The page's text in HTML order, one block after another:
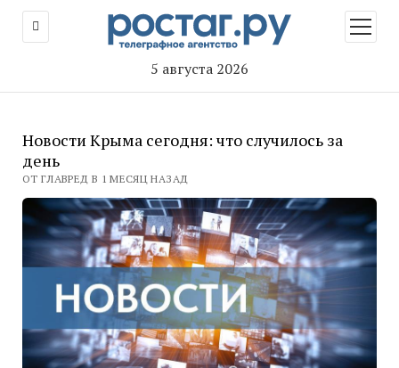
5 августа 2026
меню
Новости Крыма сегодня: что случилось за
день
ОТ ГЛАВРЕД В 1 МЕСЯЦ НАЗАД